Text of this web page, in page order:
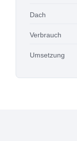
Dach
Verbrauch
Umsetzung